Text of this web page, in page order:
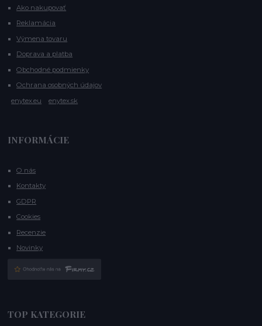
Ako nakupovať
Reklamácia
Výmena tovaru
Doprava a platba
Obchodné podmienky
Ochrana osobných údajov
enytex.eu
enytex.sk
INFORMÁCIE
O nás
Kontakty
GDPR
Cookies
Recenzie
Novinky
TOP KATEGORIE